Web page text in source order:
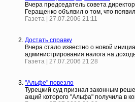
Вчера председатель совета
Геращенко объявил о том, что
Газета | 27.07.2006 21:11
Достать справку
Вчера стало известно о новой
администрирования налога на
Газета | 27.07.2006 21:28
"Альфе" повезло
Турецкий суд признал законным
акций которого "Альфа" получила в